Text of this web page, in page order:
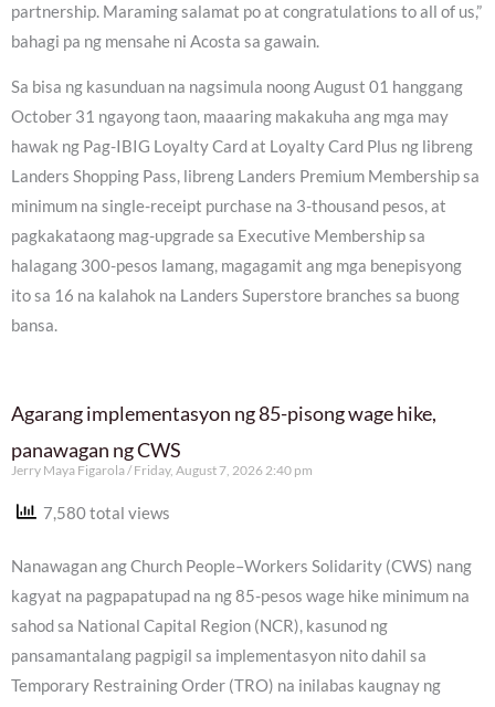
partnership. Maraming salamat po at congratulations to all of us,”
bahagi pa ng mensahe ni Acosta sa gawain.
Sa bisa ng kasunduan na nagsimula noong August 01 hanggang
October 31 ngayong taon, maaaring makakuha ang mga may
hawak ng Pag-IBIG Loyalty Card at Loyalty Card Plus ng libreng
Landers Shopping Pass, libreng Landers Premium Membership sa
minimum na single-receipt purchase na 3-thousand pesos, at
pagkakataong mag-upgrade sa Executive Membership sa
halagang 300-pesos lamang, magagamit ang mga benepisyong
ito sa 16 na kalahok na Landers Superstore branches sa buong
bansa.
Agarang implementasyon ng 85-pisong wage hike,
panawagan ng CWS
Jerry Maya Figarola Friday, August 7, 2026 2:40 pm
7,580 total views
Nanawagan ang Church People–Workers Solidarity (CWS) nang
kagyat na pagpapatupad na ng 85-pesos wage hike minimum na
sahod sa National Capital Region (NCR), kasunod ng
pansamantalang pagpigil sa implementasyon nito dahil sa
Temporary Restraining Order (TRO) na inilabas kaugnay ng